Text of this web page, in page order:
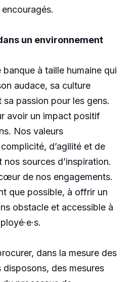
un environnement
banque à taille humaine qui
audace, sa culture
sa passion pour les gens.
avoir un impact positif
Nos valeurs
d’agilité et de
nos sources d’inspiration.
de nos engagements.
que possible, à offrir un
obstacle et accessible à
dans la mesure des
des mesures